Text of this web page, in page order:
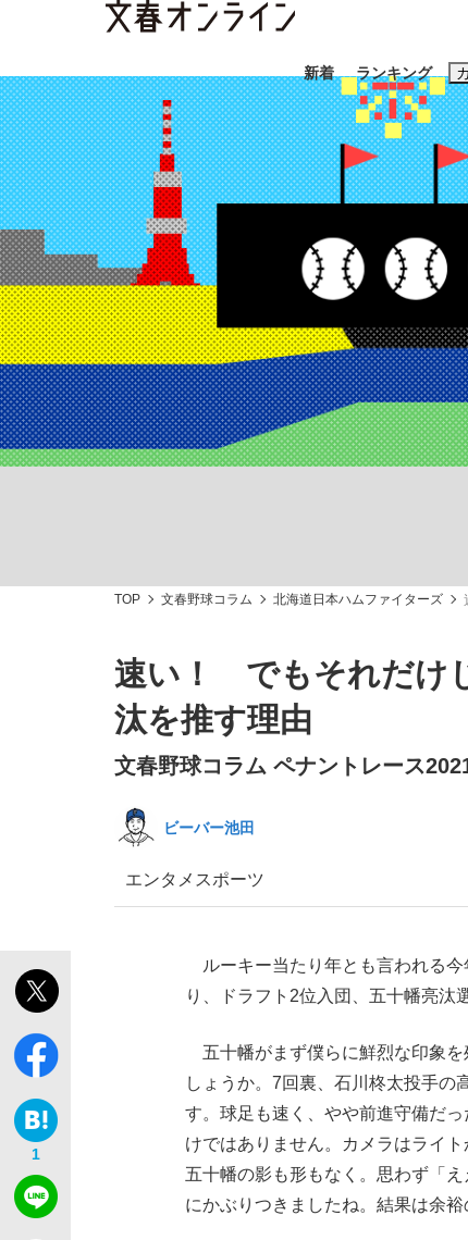
新着 ランキング
スクープ ニュ
「90%は失敗する。でも…」本田圭佑が
「敗因分析は一切聞かれなかった」侍
終戦から81年
キングの誕生を、目撃せよ。
おすすめの
#藤田晋
#玉木雄一郎
TOP 文春野球コラム 北海道日本ハムファイターズ
速い！ でもそれだけ
汰を推す理由
文春野球コラム ペナントレース
ビーバー池田
エンタメ スポーツ
1
ルーキー当たり年とも言われる今
り、ドラフト2位入団、五十幡亮汰
五十幡がまず僕らに鮮烈な印象を
しょうか。7回裏、石川柊太投手の
す。球足も速く、やや前進守備だ
けではありません。カメラはライ
五十幡の影も形もなく。思わず「
にかぶりつきましたね。結果は余裕